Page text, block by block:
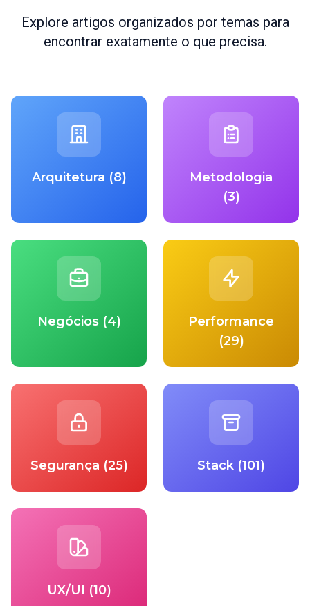
Explore artigos organizados por temas para
encontrar exatamente o que precisa.
Arquitetura (8)
Metodologia
(3)
Negócios (4)
Performance
(29)
Segurança (25) Stack (101)
UX/UI (10)